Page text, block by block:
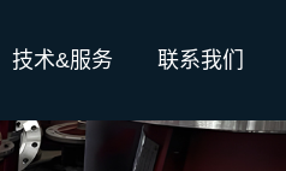
技术&服务 联系我们